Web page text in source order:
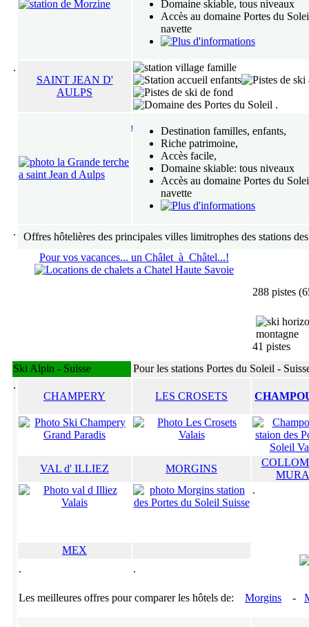
aoste piémont savoie haute-savoie isère
Administration Mentions
Domaine skiable, tous niveaux
Accès au domaine Portes du
navette
.
SAINT JEAN D'
AULPS
.
Destination familles, enfants,
Riche patrimoine,
Accès facile,
Domaine skiable: tous niveaux
Accès au domaine Portes du
navette
.
Offres hôtelières des principales villes limitrophes des stations
Pour vos vacances... un Châlet à Châtel...!
288 pistes
41 pistes
Ski Alpin - Suisse
Pour les stations Portes du Soleil -
.
CHAMPERY
LES CROSETS
VAL d' ILLIEZ MORGINS
.
MEX
.
.
Les meilleures offres pour comparer les hôtels de: Morgins -